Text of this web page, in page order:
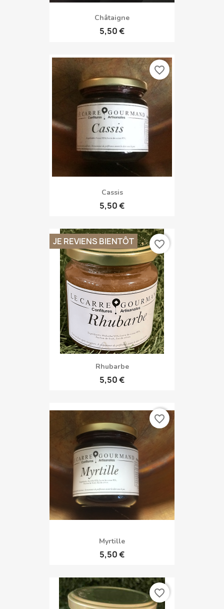
Châtaigne
5,50 €
Cassis
5,50 €
favorite_border
Rhubarbe
5,50 €
JE REVIENS BIENTÔT favorite_border
Myrtille
5,50 €
favorite_border
favorite_border